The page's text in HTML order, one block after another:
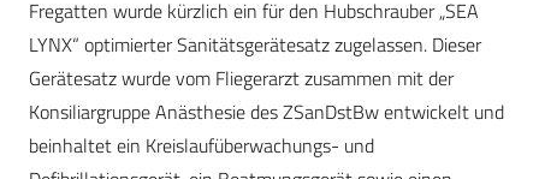
Fregatten wurde kürzlich ein für den Hubschrauber „SEA
LYNX“ optimierter Sanitätsgerätesatz zugelassen. Dieser
Gerätesatz wurde vom Fliegerarzt zusammen mit der
Konsiliargruppe Anästhesie des ZSanDstBw entwickelt und
beinhaltet ein Kreislaufüberwachungs- und